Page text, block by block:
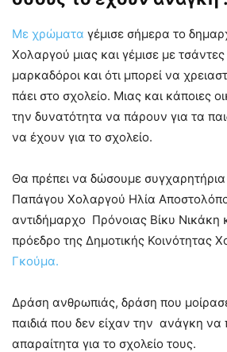
Με χρώματα γέμισε σήμερα το
Χολαργού μιας και γέμισε με
μαρκαδόροι και ότι μπορεί να
πάει στο σχολείο. Μιας και κάποιες
την δυνατότητα να πάρουν για τα
να έχουν για το σχολείο.
Θα πρέπει να δώσουμε
Παπάγου Χολαργού Ηλία
αντιδήμαρχο Πρόνοιας Βίκυ Νικάκη
πρόεδρο της Δημοτικής Κοινότητας
Γκούμα.
Δράση ανθρωπιάς, δράση που
παιδιά που δεν είχαν την ανάγκη να
απαραίτητα για το σχολείο τους.